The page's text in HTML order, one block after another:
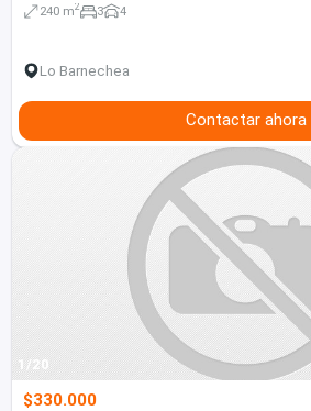
240 m2 3 4
Lo Barnechea
Contactar ahora
1/20
$330.000